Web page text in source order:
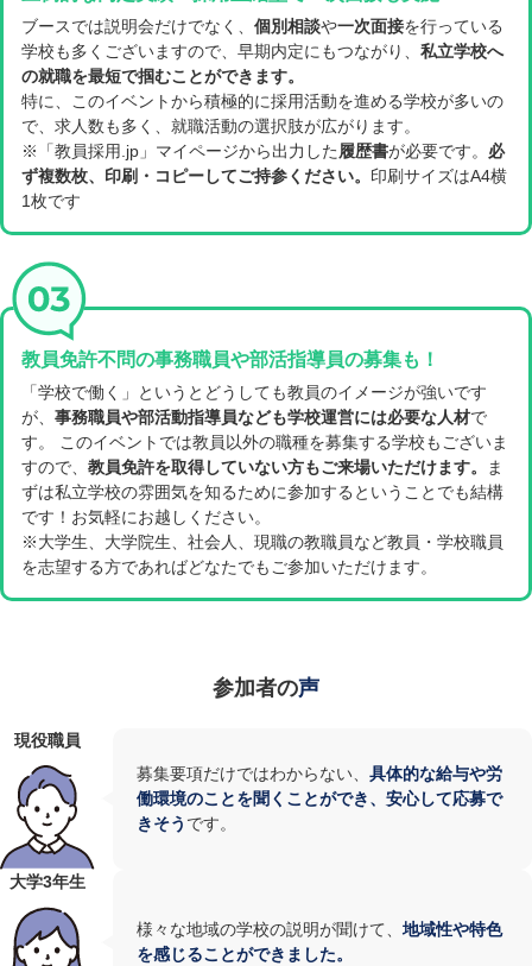
ブースでは説明会だけでなく、 個別相談や一次面接を行っている
学校も多くございますので、早期内定にもつながり、 私立学校へ
の就職を最短で掴むことができます。
特に、このイベントから積極的に採用活動を進める学校が多いの
で、求人数も多く、就職活動の選択肢が広がります。
※「教員採用.jp」マイページから出力した履歴書が必要です。 必
ず複数枚、印刷・コピーしてご持参ください。 印刷サイズはA4横
1枚です
教員免許不問の事務職員や部活指導員の募集も！
「学校で働く」というとどうしても教員のイメージが強いです
が、 事務職員や部活動指導員なども学校運営には必要な人材で
す。 このイベントでは教員以外の職種を募集する学校もございま
すので、 教員免許を取得していない方もご来場いただけます。
ま
ずは私立学校の雰囲気を知るために参加するということでも結構
です！お気軽にお越しください。
※大学生、大学院生、社会人、現職の教職員など教員・学校職員
を志望する方であればどなたでもご参加いただけます。
参加者の声
現役職員
募集要項だけではわからない、 具体的な給与や労
働環境のことを聞くことができ、安心して応募で
きそう です。
大学3年生
様々な地域の学校の説明が聞けて、 地域性や特色
を感じることができました。